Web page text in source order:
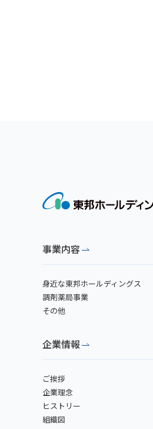
事業内容
身近な東邦ホールディングス
調剤薬局事業
その他
企業情報
ご挨拶
企業理念
ヒストリー
組織図